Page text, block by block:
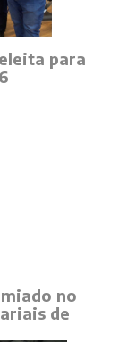
para
no
de